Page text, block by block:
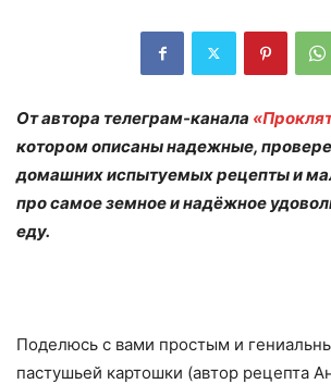
От автора телеграм-канала
котором описаны надежные,
домашних испытуемых рецепты и
про самое земное и надёжное
еду.
Поделюсь с вами простым и
пастушьей картошки (автор рецепта